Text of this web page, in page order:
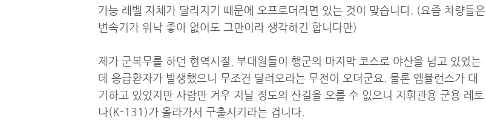
가능 레벨 자체가 달라지기 때문에 오프로더라면 있는 것이 맞습니다. (요즘 차량들은
변속기가 워낙 좋아 없어도 그만이라 생각하긴 합니다만)
제가 군복무를 하던 현역시절, 부대원들이 행군의 마지막 코스로 야산을 넘고 있었는
데 응급환자가 발생했으니 무조건 달려오라는 무전이 오더군요. 물론 엠뷸런스가 대
기하고 있었지만 사람만 겨우 지날 정도의 산길을 오를 수 없으니 지휘관용 군용 레토
나(K-131)가 올라가서 구출시키라는 겁니다.